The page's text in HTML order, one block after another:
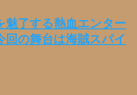
魅了する熱血エンター
回の舞台は海賊スパイ